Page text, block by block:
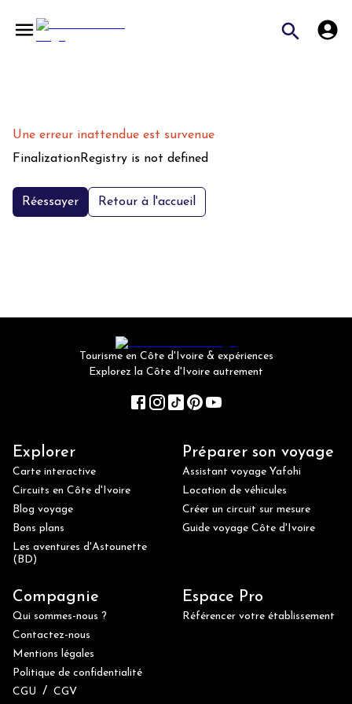
Une erreur inattendue est survenue
FinalizationRegistry is not defined
Réessayer Retour à l'accueil
Tourisme en Côte d'Ivoire & expériences
Explorez la Côte d'Ivoire autrement
Explorer
Carte interactive
Circuits en Côte d'Ivoire
Blog voyage
Bons plans
Les aventures d'Astounette
(BD)
Préparer son voyage
Assistant voyage Yafohi
Location de véhicules
Créer un circuit sur mesure
Guide voyage Côte d'Ivoire
Compagnie
Qui sommes-nous ?
Contactez-nous
Mentions légales
Politique de confidentialité
CGU / CGV
Espace Pro
Référencer votre établissement